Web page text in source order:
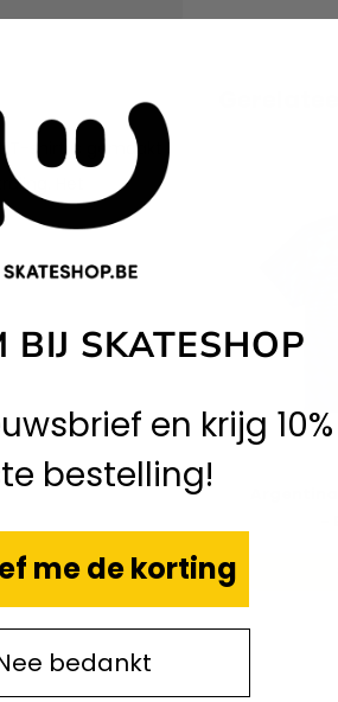
shirt is gemaakt
Het
BIJ SKATESHOP
en krijg
bestelling!
me de korting
bedankt